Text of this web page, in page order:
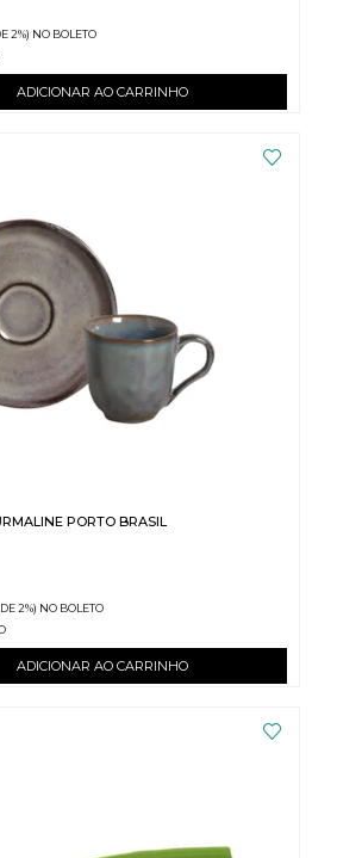
2%) NO BOLETO
ADICIONAR AO CARRINHO
PORTO BRASIL
DE 2%) NO BOLETO
ADICIONAR AO CARRINHO